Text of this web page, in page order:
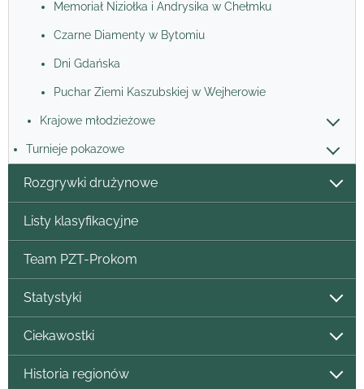
Memoriał Niziołka i Andrysika w Chełmku
Czarne Diamenty w Bytomiu
Dni Gdańska
Puchar Ziemi Kaszubskiej w Wejherowie
Krajowe młodzieżowe
Turnieje pokazowe
Rozgrywki drużynowe
Listy klasyfikacyjne
Team PZT-Prokom
Statystyki
Ciekawostki
Historia regionów